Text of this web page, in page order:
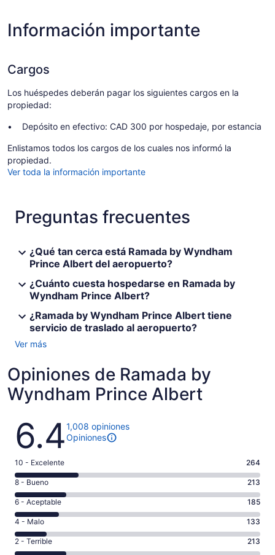
Información importante
Cargos
Los huéspedes deberán pagar los siguientes cargos en la
propiedad:
Depósito en efectivo: CAD 300 por hospedaje, por estancia
Enlistamos todos los cargos de los cuales nos informó la
propiedad.
Ver toda la información importante
Preguntas frecuentes
¿Qué tan cerca está Ramada by Wyndham
Prince Albert del aeropuerto?
¿Cuánto cuesta hospedarse en Ramada by
Wyndham Prince Albert?
¿Ramada by Wyndham Prince Albert tiene
servicio de traslado al aeropuerto?
Ver más
Opiniones de Ramada by
Wyndham Prince Albert
Opiniones
6.41,008 opiniones
Opiniones
Puntuación
de
10,
es
decir,
Excelente.
Basada
en
10 - Excelente 264
Puntuación
de
8,
es
decir,
Bueno.
8 - Bueno 213
Puntuación
de
6,
es
decir,
6 - Aceptable 185
Puntuación
de
4,
4 - Malo 133
Puntuación
2 - Terrible 213